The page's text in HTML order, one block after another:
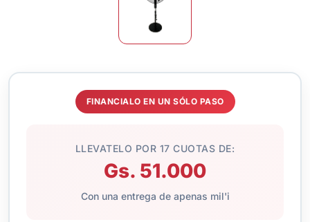
FINANCIALO EN UN SÓLO PASO
LLEVATELO POR 17 CUOTAS DE:
Gs. 51.000
Con una entrega de apenas mil'i